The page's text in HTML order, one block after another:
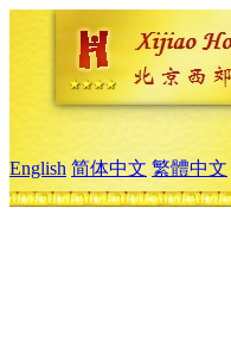
English 简体中文 繁體中文